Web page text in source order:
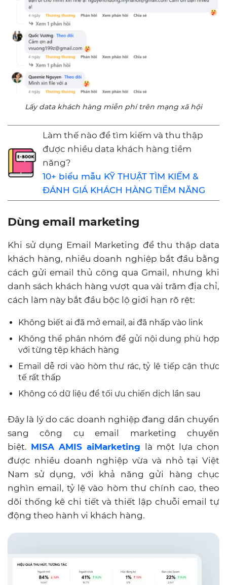
Lấy data khách hàng miễn phí trên mạng xã hội
Làm thế nào để tìm kiếm và thu thập
được nhiều data khách hàng tiềm
năng?
10+ biểu mẫu KỸ THUẬT TÌM KIẾM &
ĐÁNH GIÁ KHÁCH HÀNG TIỀM NĂNG
Dùng email marketing
Khi sử dụng Email Marketing để thu thập data
khách hàng, nhiều doanh nghiệp bắt đầu bằng
cách gửi email thủ công qua Gmail, nhưng khi
danh sách khách hàng vượt qua vài trăm địa chỉ,
cách làm này bắt đầu bộc lộ giới hạn rõ rệt:
Không biết ai đã mở email, ai đã nhấp vào link
Không thể phân nhóm để gửi nội dung phù hợp
với từng tệp khách hàng
Email dễ rơi vào hòm thư rác, tỷ lệ tiếp cận thực
tế rất thấp
Không có dữ liệu để tối ưu chiến dịch lần sau
Đây là lý do các doanh nghiệp đang dần chuyển
sang công cụ email marketing chuyên
biệt. MISA AMIS aiMarketing là một lựa chọn
được nhiều doanh nghiệp vừa và nhỏ tại Việt
Nam sử dụng, với khả năng gửi hàng chục
nghìn email, tỷ lệ vào hòm thư chính cao, theo
dõi thống kê chi tiết và thiết lập chuỗi email tự
động theo hành vi khách hàng.